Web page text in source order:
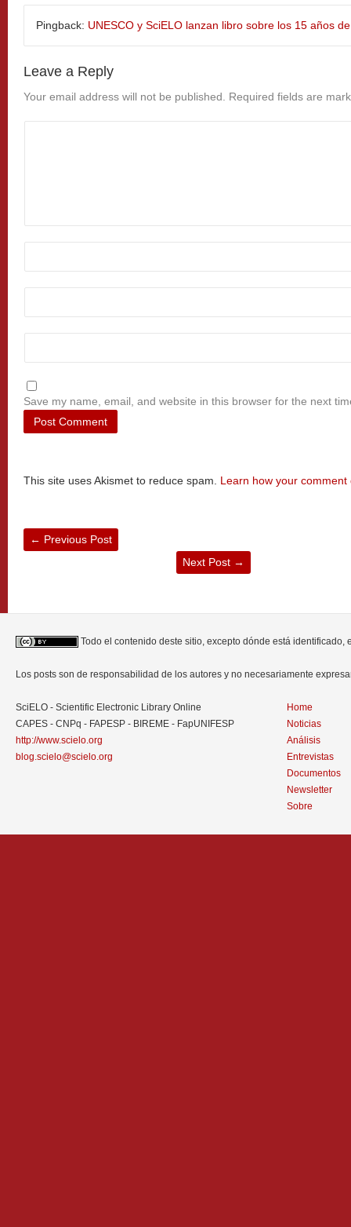
Pingback: UNESCO y SciELO lanzan libro sobre los 15 años
Leave a Reply
Your email address will not be published. Required fields are
Save my name, email, and website in this browser for the next
This site uses Akismet to reduce spam. Learn how your
← Previous Post
Next Post →
Todo el contenido deste sitio, excepto dónde está identificado,
Los posts son de responsabilidad de los autores y no necesariamente
SciELO - Scientific Electronic Library Online
CAPES - CNPq - FAPESP - BIREME - FapUNIFESP
http://www.scielo.org
blog.scielo@scielo.org
Home
Noticias
Análisis
Entrevistas
Documentos
Newsletter
Sobre